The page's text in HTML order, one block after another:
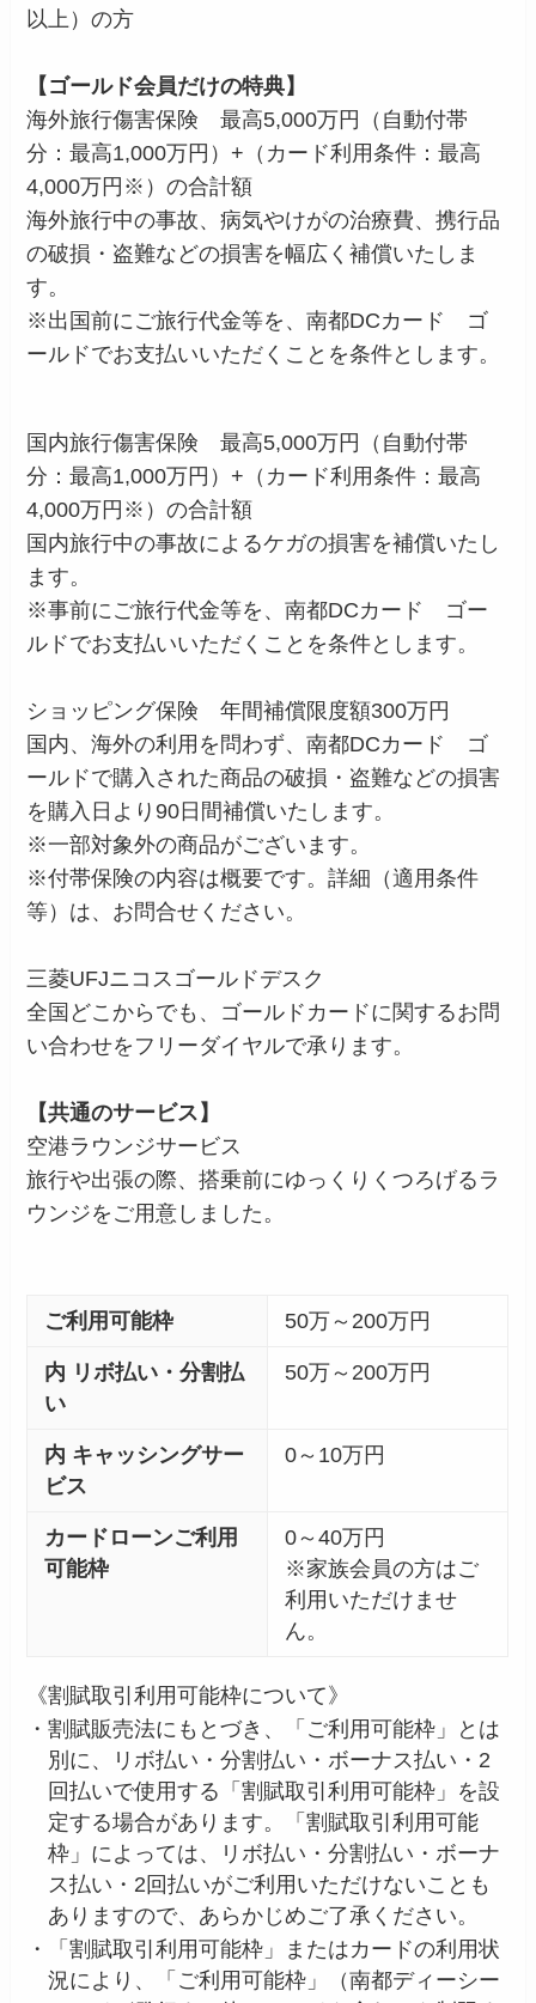
以上）の方
【ゴールド会員だけの特典】
海外旅行傷害保険 最高5,000万円（自動付帯
分：最高1,000万円）+（カード利用条件：最高
4,000万円※）の合計額
海外旅行中の事故、病気やけがの治療費、携行品
の破損・盗難などの損害を幅広く補償いたしま
す。
※出国前にご旅行代金等を、南都DCカード ゴ
ールドでお支払いいただくことを条件とします。
国内旅行傷害保険 最高5,000万円（自動付帯
分：最高1,000万円）+（カード利用条件：最高
4,000万円※）の合計額
国内旅行中の事故によるケガの損害を補償いたし
ます。
※事前にご旅行代金等を、南都DCカード ゴー
ルドでお支払いいただくことを条件とします。
ショッピング保険 年間補償限度額300万円
国内、海外の利用を問わず、南都DCカード ゴ
ールドで購入された商品の破損・盗難などの損害
を購入日より90日間補償いたします。
※一部対象外の商品がございます。
※付帯保険の内容は概要です。詳細（適用条件
等）は、お問合せください。
三菱UFJニコスゴールドデスク
全国どこからでも、ゴールドカードに関するお問
い合わせをフリーダイヤルで承ります。
【共通のサービス】
空港ラウンジサービス
旅行や出張の際、搭乗前にゆっくりくつろげるラ
ウンジをご用意しました。
ご利用可能枠 50万～200万円
内 リボ払い・分割払
い
50万～200万円
内 キャッシングサー
ビス
0～10万円
カードローンご利用
可能枠
0～40万円
※家族会員の方はご
利用いただけませ
ん。
《割賦取引利用可能枠について》
・割賦販売法にもとづき、「ご利用可能枠」とは
別に、リボ払い・分割払い・ボーナス払い・2
回払いで使用する「割賦取引利用可能枠」を設
定する場合があります。「割賦取引利用可能
枠」によっては、リボ払い・分割払い・ボーナ
ス払い・2回払いがご利用いただけないことも
ありますので、あらかじめご了承ください。
・
「割賦取引利用可能枠」またはカードの利用状
況により、「ご利用可能枠」（南都ディーシー